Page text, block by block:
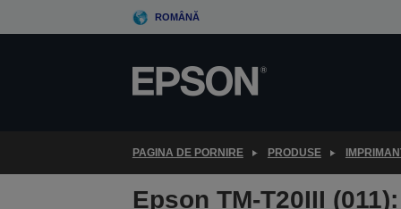
to
ROMÂNĂ
PAGINA DE PORNIRE PRODUSE
Epson TM-T20III